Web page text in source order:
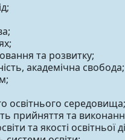
та розвитку;
академічна свобода;
освітнього середовища;
прийняття та
та якості освітньої